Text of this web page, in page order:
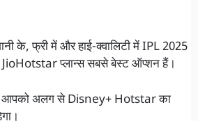
के, फ्री में और हाई-क्वालिटी में IPL 2025
प्लान्स सबसे बेस्ट ऑप्शन हैं।
आपको अलग से Disney+ Hotstar का